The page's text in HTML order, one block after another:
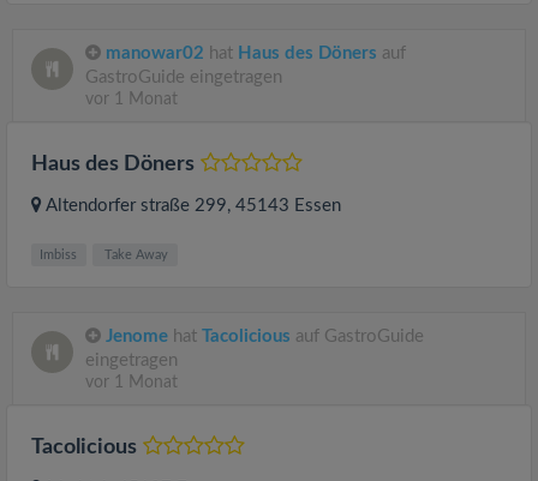
manowar02 hat Haus des Döners auf
GastroGuide eingetragen
vor 1 Monat
Haus des Döners
Altendorfer straße 299, 45143 Essen
Imbiss Take Away
Jenome hat Tacolicious auf GastroGuide
eingetragen
vor 1 Monat
Tacolicious